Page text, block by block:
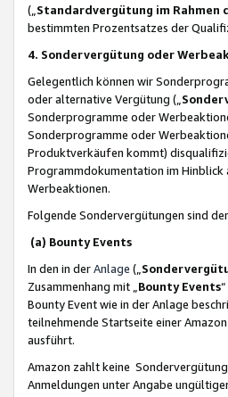
(„ Standardvergütung im Rahmen
bestimmten Prozentsatzes der
4. Sondervergütung oder
Gelegentlich können wir
oder alternative Vergütung („
Sonderprogramme oder
Sonderprogramme oder
Produktverkäufen kommt)
Programmdokumentation im
Werbeaktionen.
Folgende Sondervergütungen sind
(a) Bounty Events
In den in derAnlage („
Zusammenhang mit „ Bounty Events
Bounty Event wie in der Anlage
teilnehmende Startseite einer
ausführt.
Amazon zahlt keine
Anmeldungen unter Angabe